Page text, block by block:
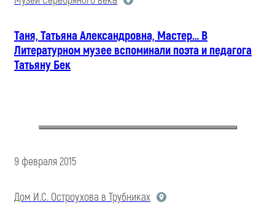
Таня, Татьяна Александровна, Мастер… В
Литературном музее вспоминали поэта и педагога
Татьяну Бек
9 февраля 2015
Дом И.С. Остроухова в Трубниках